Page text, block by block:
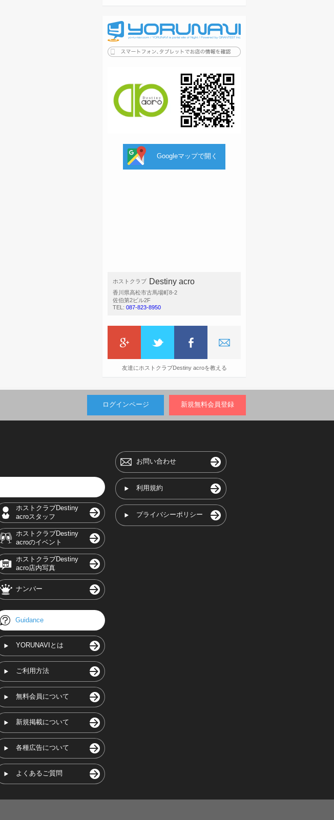
Googleマップで開く
ホストクラブ Destiny acro
香川県高松市古馬場町8-2
佐伯第2ビル2F
TEL: 087-823-8950
友達にホストクラブDestiny acroを教える
ログインページ 新規無料会員登録
ホストクラブDestiny
acroスタッフ
ホストクラブDestiny
acroのイベント
ホストクラブDestiny
acro店内写真
ナンバー
Guidance
YORUNAVIとは
ご利用方法
無料会員について
新規掲載について
各種広告について
よくあるご質問
お問い合わせ
利用規約
プライバシーポリシー